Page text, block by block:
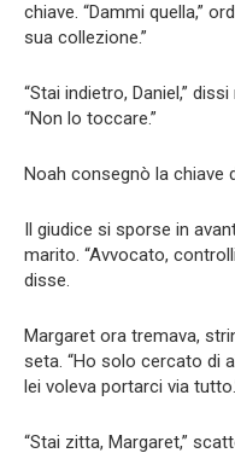
chiave. “Dammi quella,”
sua collezione.”
“Stai indietro, Daniel,”
“Non lo toccare.”
Noah consegnò la chiave
Il giudice si sporse in
marito. “Avvocato,
disse.
Margaret ora tremava,
seta. “Ho solo cercato di
lei voleva portarci via
“Stai zitta, Margaret,”